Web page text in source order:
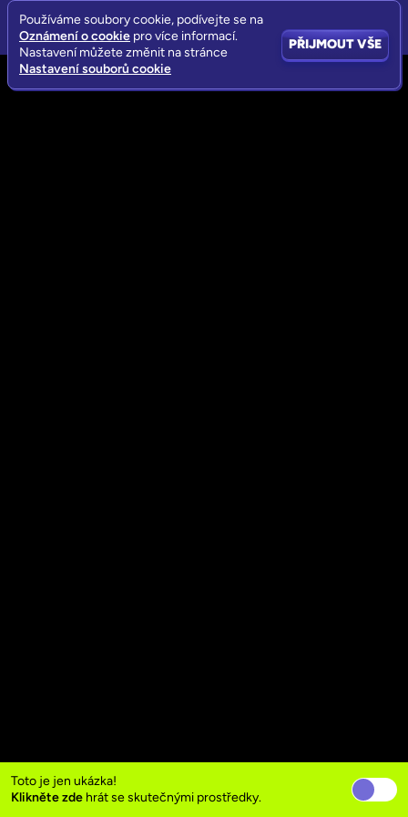
Toto je jen ukázka!
Klikněte zde hrát se skutečnými prostředky.
Používáme soubory cookie, podívejte se na
Oznámení o cookie pro více informací.
Nastavení můžete změnit na stránce
Nastavení souborů cookie
PŘIJMOUT VŠE